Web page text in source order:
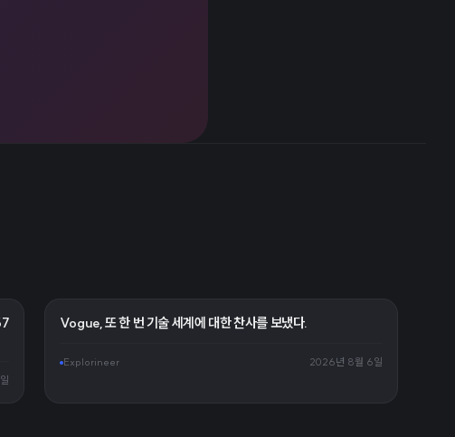
Vogue, 또 한 번 기술 세계에 대한 찬사를 보냈다.
Explorineer 2026년 8월 6일